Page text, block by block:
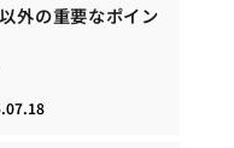
外の重要なポイン